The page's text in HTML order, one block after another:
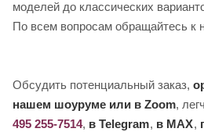
моделей до классических
По всем вопросам обращайтесь
Обсудить потенциальный заказ,
нашем шоуруме или в Zoom,
495 255-7514, в Telegram, в MAX,